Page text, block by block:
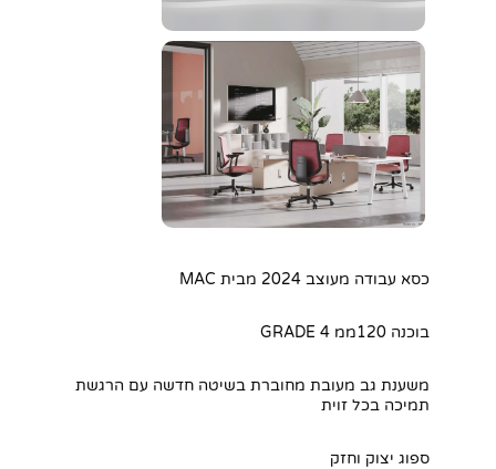
כסא עבודה מעוצב 2024 מבית MAC
בוכנה 120ממ GRADE 4
משענת גב מעובת מחוברת בשיטה חדשה עם הרגשת
תמיכה בכל זוית
ספוג יצוק וחזק